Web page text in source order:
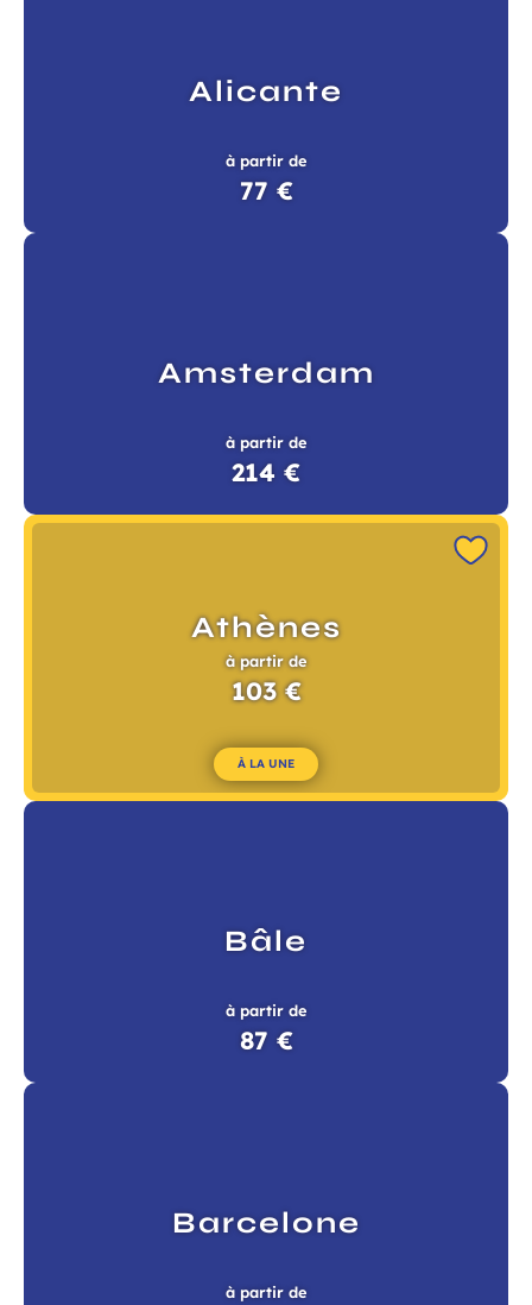
Alicante
à partir de
77 €
Amsterdam
à partir de
214 €
Athènes
À LA UNE
à partir de
103 €
Bâle
à partir de
87 €
Barcelone
à partir de